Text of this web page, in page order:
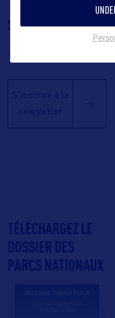
SUIVEZ-NOUS
S'inscrire à la
newsletter
TÉLÉCHARGEZ LE
DOSSIER DES
PARCS NATIONAUX